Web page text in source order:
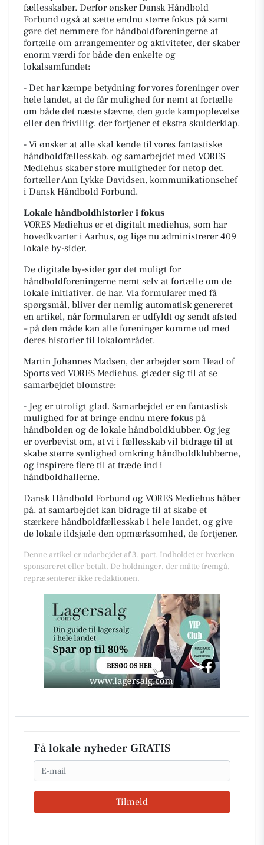
fællesskaber. Derfor ønsker Dansk Håndbold
Forbund også at sætte endnu større fokus på samt
gøre det nemmere for håndboldforeningerne at
fortælle om arrangementer og aktiviteter, der skaber
enorm værdi for både den enkelte og
lokalsamfundet:
- Det har kæmpe betydning for vores foreninger over
hele landet, at de får mulighed for nemt at fortælle
om både det næste stævne, den gode kampoplevelse
eller den frivillig, der fortjener et ekstra skulderklap.
- Vi ønsker at alle skal kende til vores fantastiske
håndboldfællesskab, og samarbejdet med VORES
Mediehus skaber store muligheder for netop det,
fortæller Ann Lykke Davidsen, kommunikationschef
i Dansk Håndbold Forbund.
Lokale håndboldhistorier i fokus
VORES Mediehus er et digitalt mediehus, som har
hovedkvarter i Aarhus, og lige nu administrerer 409
lokale by-sider.
De digitale by-sider gør det muligt for
håndboldforeningerne nemt selv at fortælle om de
lokale initiativer, de har. Via formularer med få
spørgsmål, bliver der nemlig automatisk genereret
en artikel, når formularen er udfyldt og sendt afsted
– på den måde kan alle foreninger komme ud med
deres historier til lokalområdet.
Martin Johannes Madsen, der arbejder som Head of
Sports ved VORES Mediehus, glæder sig til at se
samarbejdet blomstre:
- Jeg er utroligt glad. Samarbejdet er en fantastisk
mulighed for at bringe endnu mere fokus på
håndbolden og de lokale håndboldklubber. Og jeg
er overbevist om, at vi i fællesskab vil bidrage til at
skabe større synlighed omkring håndboldklubberne,
og inspirere flere til at træde ind i
håndboldhallerne.
Dansk Håndbold Forbund og VORES Mediehus håber
på, at samarbejdet kan bidrage til at skabe et
stærkere håndboldfællesskab i hele landet, og give
de lokale ildsjæle den opmærksomhed, de fortjener.
Denne artikel er udarbejdet af 3. part. Indholdet er hverken
sponsoreret eller betalt. De holdninger, der måtte fremgå,
repræsenterer ikke redaktionen.
Få lokale nyheder GRATIS
Email
Tilmeld